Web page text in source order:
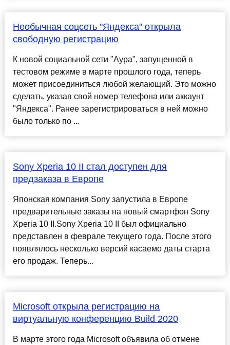
Необычная соцсеть "Яндекса" открыла
свободную регистрацию
К новой социальной сети "Аура", запущенной в
тестовом режиме в марте прошлого года, теперь
может присоединиться любой желающий. Это можно
сделать, указав свой номер телефона или аккаунт
"Яндекса". Ранее зарегистрироваться в ней можно
было только по ...
Sony Xperia 10 II стал доступен для
предзаказа в Европе
Японская компания Sony запустила в Европе
предварительные заказы на новый смартфон Sony
Xperia 10 II.Sony Xperia 10 II был официально
представлен в феврале текущего года. После этого
появлялось несколько версий касаемо даты старта
его продаж. Теперь...
Microsoft открыла регистрацию на
виртуальную конференцию Build 2020
В марте этого года Microsoft объявила об отмене